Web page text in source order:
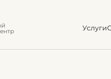
Услуги